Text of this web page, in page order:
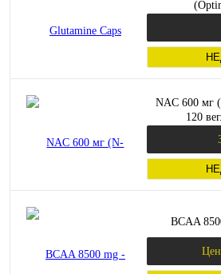
NAC 600 мг
120
BCAA